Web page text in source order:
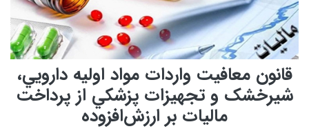
قانون معافيت واردات مواد اوليه دارويي،
شيرخشک و تجهيزات پزشکي از پرداخت
ماليات بر ارزش‌افزوده